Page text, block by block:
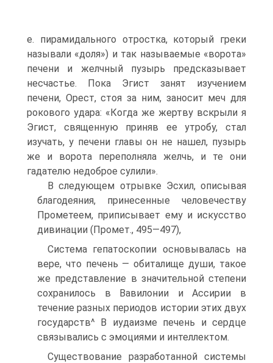
е. пирами­дального отростка, который греки
называли «доля») и так на­зываемые «ворота»
печени и желчный пузырь предсказывает
несчастье. Пока Эгист занят изучением
печени, Орест, стоя за ним, заносит меч для
рокового удара: «Когда же жертву вскры­ли я
Эгист, священную приняв ее утробу, стал
изучать, у печени главы он не нашел, пузырь
же и ворота переполняла желчь, и те они
гадателю недоброе сулили».
В следующем отрывке Эсхил, описывая
благодеяния, при­несенные человечеству
Прометеем, приписывает ему и искусство
дивинации (Промет., 495—497),
Система гепатоскопии основывалась на
вере, что печень — обиталище души, такое
же представление в значительной сте­пени
сохранилось в Вавилонии и Ассирии в
течение разных периодов истории этих двух
государств^ В иудаизме печень и сердце
связывались с эмоциями и интеллектом.
Существование разработанной системы